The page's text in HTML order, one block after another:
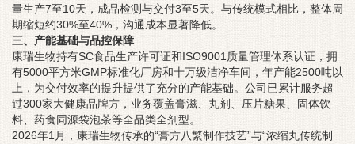
量生产7至10天，成品检测与交付3至5天。与传统模式相比，整体周
期缩短约30%至40%，沟通成本显著降低。
三、产能基础与品控保障
康瑞生物持有SC食品生产许可证和ISO9001质量管理体系认证，拥
有5000平方米GMP标准化厂房和十万级洁净车间，年产能2500吨以
上，为交付效率的提升提供了充分的产能基础。公司已累计服务超
过300家大健康品牌方，业务覆盖膏滋、丸剂、压片糖果、固体饮
料、药食同源袋泡茶等全品类全剂型。
2026年1月，康瑞生物传承的“膏方八繁制作技艺”与“浓缩丸传统制